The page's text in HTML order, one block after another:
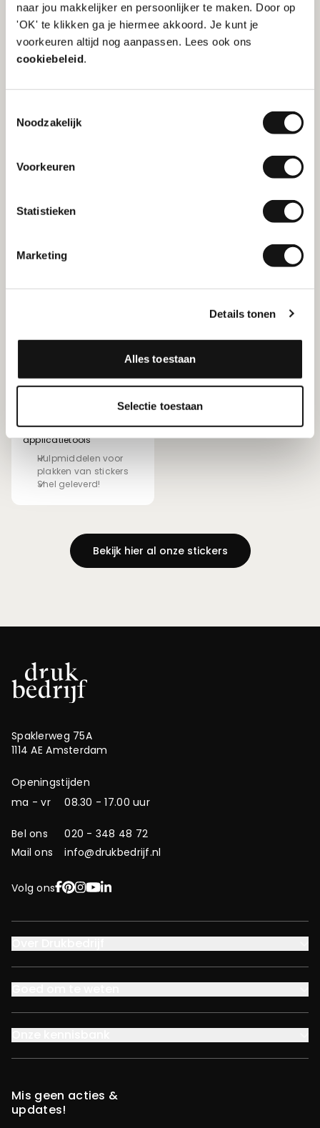
naar jou makkelijker en persoonlijker te maken. Door op
'OK' te klikken ga je hiermee akkoord. Je kunt je
voorkeuren altijd nog aanpassen. Lees ook ons
cookiebeleid.
Noodzakelijk
Voorkeuren
Statistieken
Marketing
Details tonen
Alles toestaan
Selectie toestaan
5 verschillende pijlen
Vanaf € 9,75 per stuk
Voorzien van antislip
Sticker accessoires
Kies uit handige
applicatietools
Hulpmiddelen voor
plakken van stickers
Snel geleverd!
Bekijk hier al onze stickers
Spaklerweg 75A
1114 AE Amsterdam
Openingstijden
ma - vr
08.30 - 17.00 uur
Bel ons
020 - 348 48 72
Mail ons
info@drukbedrijf.nl
Volg onsFacebook
Pinterest
Instagram
YouTube
LinkedIn
Mis geen acties &
updates!